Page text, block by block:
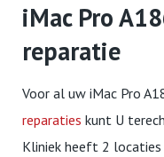
iMac Pro
reparatie
Voor al uw iMac Pro
reparaties kunt U
Kliniek heeft 2 locaties